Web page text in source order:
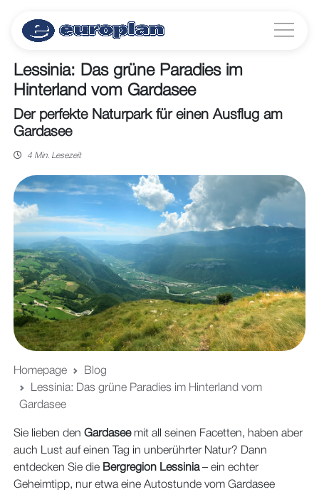
Lessinia: Das grüne Paradies im
Hinterland vom Gardasee
Der perfekte Naturpark für einen Ausflug am
Gardasee
4 Min. Lesezeit
Homepage
Blog
Lessinia: Das grüne Paradies im Hinterland vom
Gardasee
Sie lieben den Gardaseemit all seinen Facetten, haben aber
auch Lust auf einen Tag in unberührter Natur? Dann
entdecken Sie die Bergregion Lessinia– ein echter
Geheimtipp, nur etwa eine Autostunde vom Gardasee